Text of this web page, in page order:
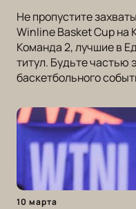
Не пропустите
Winline Basket Cup на
Команда 2, лучшие в
титул. Будьте частью
баскетбольного
10 марта